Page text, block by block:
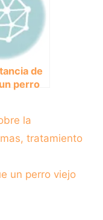
de
perro
perro
la
tratamiento
un perro viejo